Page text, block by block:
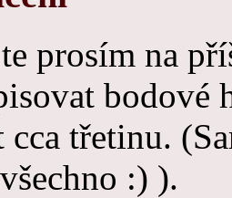
prosím na
bodové
cca třetinu.
:) ).